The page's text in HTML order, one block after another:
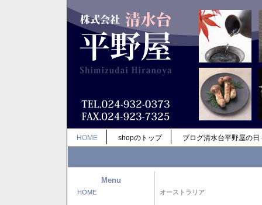
HOME shopのトップ ブログ清水台平野屋の日
Menu
HOME オーストラリア